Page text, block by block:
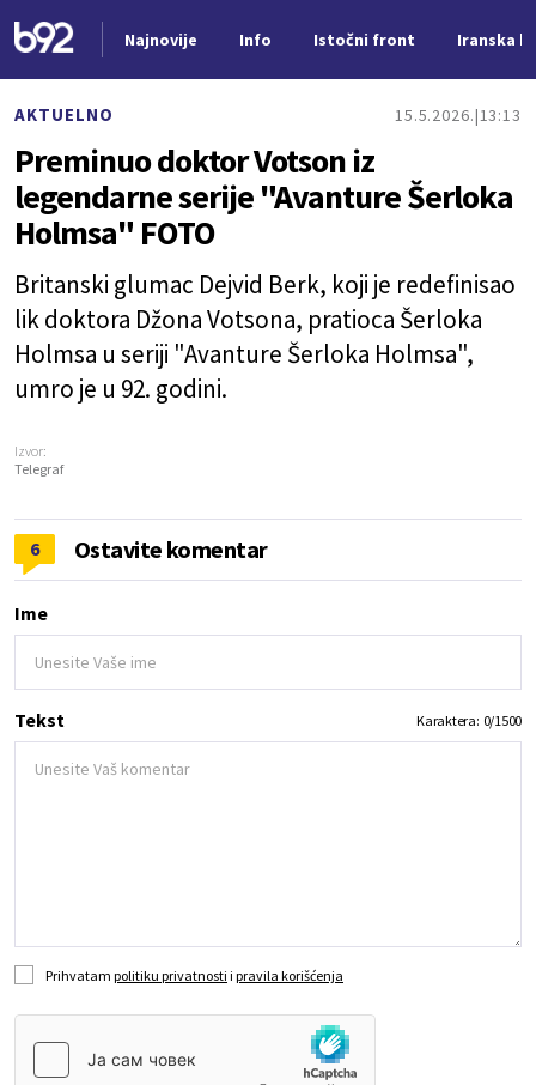
Najnovije Info Istočni front Iranska
AKTUELNO 15.5.2026. 13:13
Preminuo doktor Votson iz
legendarne serije "Avanture Šerloka
Holmsa" FOTO
Britanski glumac Dejvid Berk, koji je redefinisao
lik doktora Džona Votsona, pratioca Šerloka
Holmsa u seriji "Avanture Šerloka Holmsa",
umro je u 92. godini.
Izvor:
Telegraf
6 Ostavite komentar
Ime
Tekst Karaktera: 0/1500
Prihvatam politiku privatnosti i pravila korišćenja